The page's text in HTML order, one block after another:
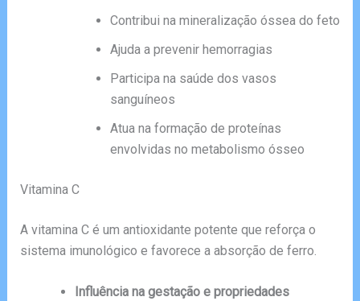
Contribui na mineralização óssea do feto
Ajuda a prevenir hemorragias
Participa na saúde dos vasos
sanguíneos
Atua na formação de proteínas
envolvidas no metabolismo ósseo
Vitamina C
A vitamina C é um antioxidante potente que reforça o
sistema imunológico e favorece a absorção de ferro.
Influência na gestação e propriedades